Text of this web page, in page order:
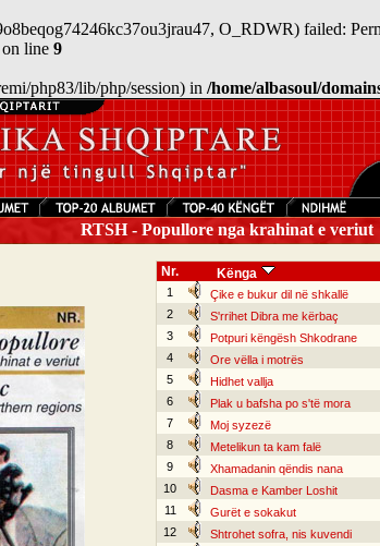
O_RDWR) failed:
on line 9
php83/lib/php/session) in /home/albasoul/
RTSH - Popullore nga krahinat e veriut
Nr. Kënga
1 Çike e bukur dil në shkallë
2
S'rrihet Dibra me kërbaç
3
Potpuri këngësh Shkodrane
4
Ore vëlla i motrës
5
Hidhet vallja
6
Plak u bafsha po s'të mora
7
Moj syzezë
8
Metelikun ta kam falë
9
Xhamadanin qëndis nana
10
Dasma e Kamber Loshit
11
Gurët e sokakut
12
Shtrohet sofra, nis kuvendi